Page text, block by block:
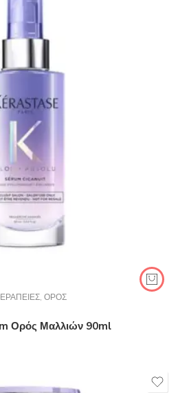
, ΟΡΌΣ
Ορός Μαλλιών 90ml